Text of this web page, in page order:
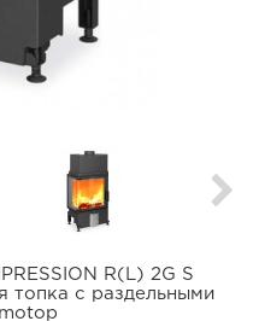
R(L) 2G S
топка с раздельными